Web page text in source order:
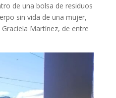
de una bolsa de residuos
sin vida de una mujer,
Martínez, de entre